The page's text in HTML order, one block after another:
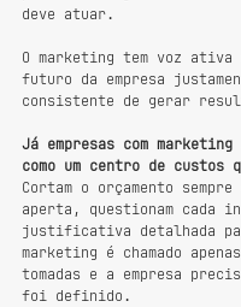
deve atuar.
O marketing tem voz ativa
futuro da empresa
consistente de gerar
Já empresas com
como um centro de
Cortam o orçamento
aperta, questionam cada
justificativa detalhada
marketing é chamado
tomadas e a empresa
foi definido.